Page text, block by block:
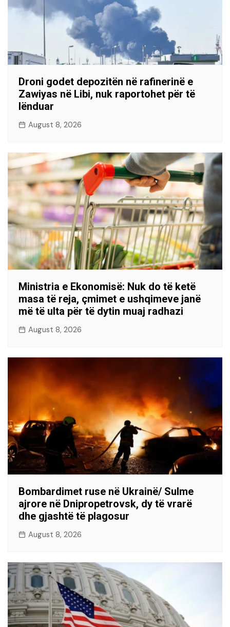
Droni godet depozitën në rafinerinë e
Zawiyas në Libi, nuk raportohet për të
lënduar
August 8, 2026
Ministria e Ekonomisë: Nuk do të ketë
masa të reja, çmimet e ushqimeve janë
më të ulta për të dytin muaj radhazi
August 8, 2026
Bombardimet ruse në Ukrainë/ Sulme
ajrore në Dnipropetrovsk, dy të vrarë
dhe gjashtë të plagosur
August 8, 2026